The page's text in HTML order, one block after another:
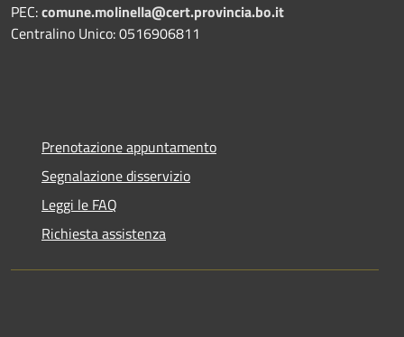
PEC:comune.molinella@cert.provincia.bo.it
Centralino Unico: 0516906811
Prenotazione appuntamento
Segnalazione disservizio
Leggi le FAQ
Richiesta assistenza